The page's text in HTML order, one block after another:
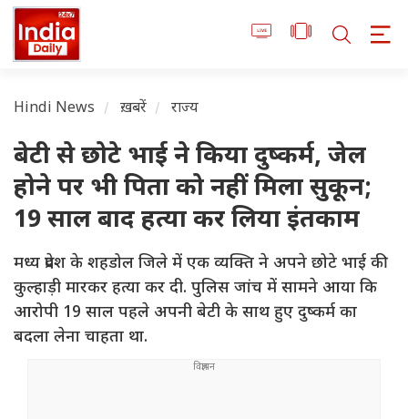
Hindi News ख़बरें राज्य
बेटी से छोटे भाई ने किया दुष्कर्म, जेल
होने पर भी पिता को नहीं मिला सुकून;
19 साल बाद हत्या कर लिया इंतकाम
मध्य प्रदेश के शहडोल जिले में एक व्यक्ति ने अपने छोटे भाई की
कुल्हाड़ी मारकर हत्या कर दी. पुलिस जांच में सामने आया कि
आरोपी 19 साल पहले अपनी बेटी के साथ हुए दुष्कर्म का
बदला लेना चाहता था.